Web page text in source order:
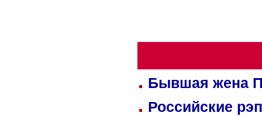
Бывшая жена
Российские